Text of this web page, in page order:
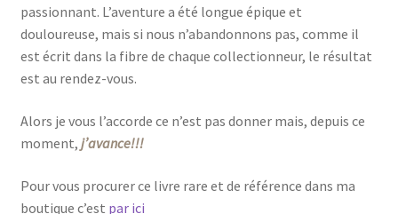
passionnant. L’aventure a été longue épique et
douloureuse, mais si nous n’abandonnons pas, comme il
est écrit dans la fibre de chaque collectionneur, le résultat
est au rendez-vous.
Alors je vous l’accorde ce n’est pas donner mais, depuis ce
moment, j’avance!!!
Pour vous procurer ce livre rare et de référence dans ma
boutique c’est par ici